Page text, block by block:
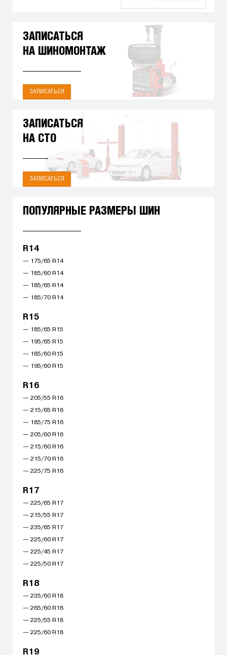
ЗАПИСАТЬСЯ
НА ШИНОМОНТАЖ
ЗАПИСАТЬСЯ
ЗАПИСАТЬСЯ
НА СТО
ЗАПИСАТЬСЯ
ПОПУЛЯРНЫЕ РАЗМЕРЫ ШИН
R14
— 175/65 R14
— 185/60 R14
— 185/65 R14
— 185/70 R14
R15
— 185/65 R15
— 195/65 R15
— 185/60 R15
— 195/60 R15
R16
— 205/55 R16
— 215/65 R16
— 185/75 R16
— 205/60 R16
— 215/60 R16
— 215/70 R16
— 225/75 R16
R17
— 225/65 R17
— 215/55 R17
— 235/65 R17
— 225/60 R17
— 225/45 R17
— 225/50 R17
R18
— 235/60 R18
— 265/60 R18
— 225/55 R18
— 225/60 R18
R19